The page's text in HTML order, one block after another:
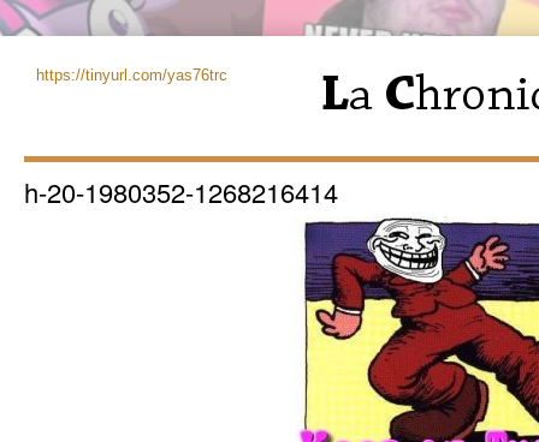
https://tinyurl.com/yas76trc
h-20-1980352-1268216414